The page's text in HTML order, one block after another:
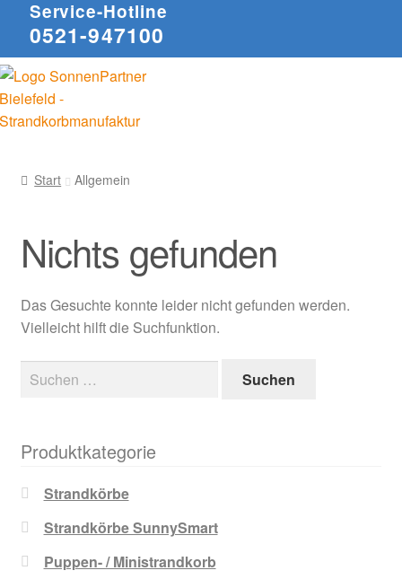
Service-Hotline
0521-947100
Start Allgemein
Nichts gefunden
Das Gesuchte konnte leider nicht gefunden werden.
Vielleicht hilft die Suchfunktion.
Produktkategorie
Strandkörbe
Strandkörbe SunnySmart
Puppen- / Ministrandkorb